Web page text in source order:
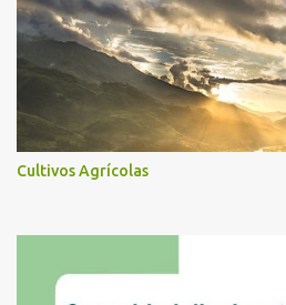
Cultivos Agrícolas